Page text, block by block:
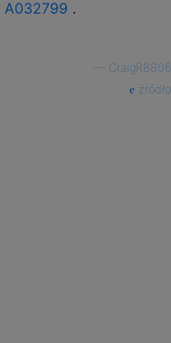
A032799 .
CraigR8806
źródło